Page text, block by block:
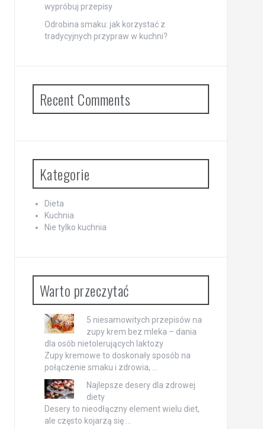
wypróbuj przepisy
Odrobina smaku: jak korzystać z
tradycyjnych przypraw w kuchni?
Recent Comments
Kategorie
Dieta
Kuchnia
Nie tylko kuchnia
Warto przeczytać
5 niesamowitych przepisów na
zupy krem bez mleka – dania
dla osób nietolerujących laktozy
Zupy kremowe to doskonały sposób na
połączenie smaku i zdrowia, …
Najlepsze desery dla zdrowej
diety
Desery to nieodłączny element wielu diet,
ale często kojarzą się …